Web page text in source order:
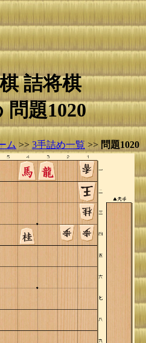
詰将棋
問題1020
ム >> 3手詰め一覧 >> 問題1020